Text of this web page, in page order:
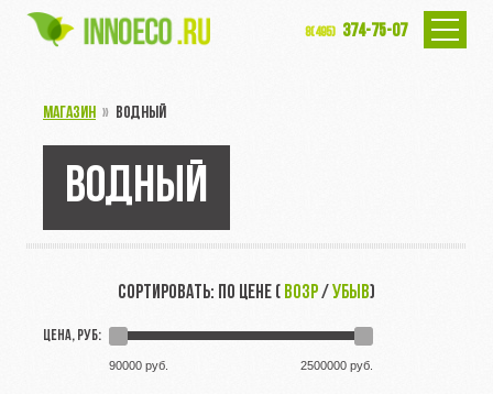
8(495) 374-75-07
МАГАЗИН » ВОДНЫЙ
ВОДНЫЙ
СОРТИРОВАТЬ: ПО ЦЕНЕ ( ВОЗР/УБЫВ)
ЦЕНА, РУБ:
90000 руб. 2500000 руб.